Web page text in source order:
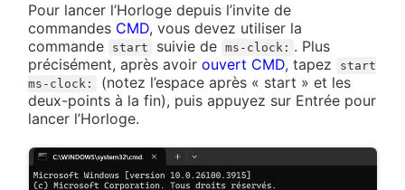
Pour lancer l’Horloge depuis l’invite de
commandes CMD, vous devez utiliser la
commande
start suivie de ms-clock: . Plus
précisément, après avoirouvert CMD, tapez
start
ms-clock:
(notez l’espace après « start » et les
deux-points à la fin), puis appuyez sur Entrée pour
lancer l’Horloge.